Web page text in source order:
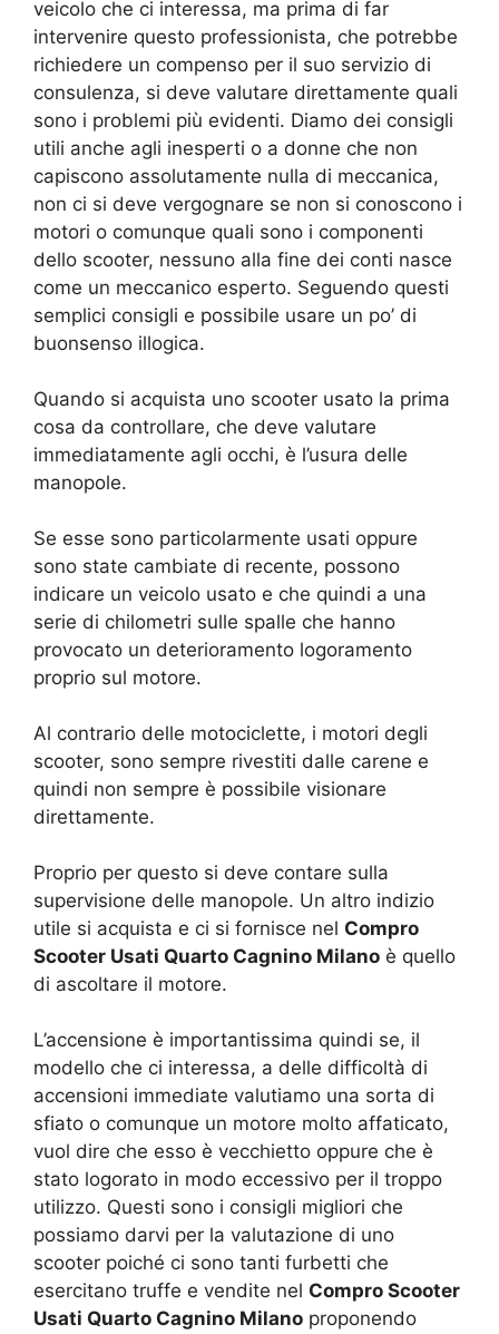
veicolo che ci interessa, ma prima di far
intervenire questo professionista, che potrebbe
richiedere un compenso per il suo servizio di
consulenza, si deve valutare direttamente quali
sono i problemi più evidenti. Diamo dei consigli
utili anche agli inesperti o a donne che non
capiscono assolutamente nulla di meccanica,
non ci si deve vergognare se non si conoscono i
motori o comunque quali sono i componenti
dello scooter, nessuno alla fine dei conti nasce
come un meccanico esperto. Seguendo questi
semplici consigli e possibile usare un po’ di
buonsenso illogica.
Quando si acquista uno scooter usato la prima
cosa da controllare, che deve valutare
immediatamente agli occhi, è l’usura delle
manopole.
Se esse sono particolarmente usati oppure
sono state cambiate di recente, possono
indicare un veicolo usato e che quindi a una
serie di chilometri sulle spalle che hanno
provocato un deterioramento logoramento
proprio sul motore.
Al contrario delle motociclette, i motori degli
scooter, sono sempre rivestiti dalle carene e
quindi non sempre è possibile visionare
direttamente.
Proprio per questo si deve contare sulla
supervisione delle manopole. Un altro indizio
utile si acquista e ci si fornisce nel Compro
Scooter Usati Quarto Cagnino Milano è quello
di ascoltare il motore.
L’accensione è importantissima quindi se, il
modello che ci interessa, a delle difficoltà di
accensioni immediate valutiamo una sorta di
sfiato o comunque un motore molto affaticato,
vuol dire che esso è vecchietto oppure che è
stato logorato in modo eccessivo per il troppo
utilizzo. Questi sono i consigli migliori che
possiamo darvi per la valutazione di uno
scooter poiché ci sono tanti furbetti che
esercitano truffe e vendite nel Compro Scooter
Usati Quarto Cagnino Milano proponendo